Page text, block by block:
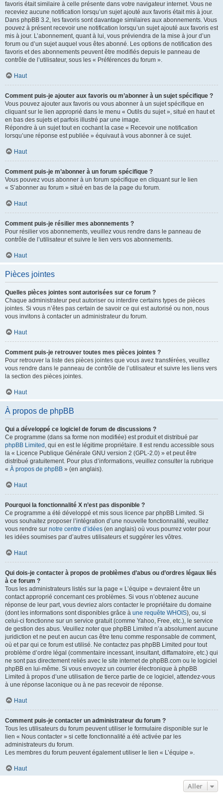
favoris était similaire à celle présente dans votre navigateur internet. Vous ne
receviez aucune notification lorsqu’un sujet ajouté aux favoris était mis à jour.
Dans phpBB 3.2, les favoris sont davantage similaires aux abonnements. Vous
pouvez à présent recevoir une notification lorsqu’un sujet ajouté aux favoris est
mis à jour. L’abonnement, quant à lui, vous préviendra de la mise à jour d’un
forum ou d’un sujet auquel vous êtes abonné. Les options de notification des
favoris et des abonnements peuvent être modifiés depuis le panneau de
contrôle de l’utilisateur, sous les « Préférences du forum ».
Haut
Comment puis-je ajouter aux favoris ou m’abonner à un sujet spécifique ?
Vous pouvez ajouter aux favoris ou vous abonner à un sujet spécifique en
cliquant sur le lien approprié dans le menu « Outils du sujet », situé en haut et
en bas des sujets et parfois illustré par une image.
Répondre à un sujet tout en cochant la case « Recevoir une notification
lorsqu’une réponse est publiée » équivaut à vous abonner à ce sujet.
Haut
Comment puis-je m’abonner à un forum spécifique ?
Vous pouvez vous abonner à un forum spécifique en cliquant sur le lien
« S’abonner au forum » situé en bas de la page du forum.
Haut
Comment puis-je résilier mes abonnements ?
Pour résilier vos abonnements, veuillez vous rendre dans le panneau de
contrôle de l’utilisateur et suivre le lien vers vos abonnements.
Haut
Pièces jointes
Quelles pièces jointes sont autorisées sur ce forum ?
Chaque administrateur peut autoriser ou interdire certains types de pièces
jointes. Si vous n’êtes pas certain de savoir ce qui est autorisé ou non, nous
vous invitons à contacter un administrateur du forum.
Haut
Comment puis-je retrouver toutes mes pièces jointes ?
Pour retrouver la liste des pièces jointes que vous avez transférées, veuillez
vous rendre dans le panneau de contrôle de l’utilisateur et suivre les liens vers
la section des pièces jointes.
Haut
À propos de phpBB
Qui a développé ce logiciel de forum de discussions ?
Ce programme (dans sa forme non modifiée) est produit et distribué par
phpBB Limited , qui en est le légitime propriétaire. Il est rendu accessible sous
la « Licence Publique Générale GNU version 2 (GPL-2.0) » et peut être
distribué gratuitement. Pour plus d’informations, veuillez consulter la rubrique
« À propos de phpBB » (en anglais).
Haut
Pourquoi la fonctionnalité X n’est pas disponible ?
Ce programme a été développé et mis sous licence par phpBB Limited. Si
vous souhaitez proposer l’intégration d’une nouvelle fonctionnalité, veuillez
vous rendre sur notre centre d’idées (en anglais) où vous pourrez voter pour
les idées soumises par d’autres utilisateurs et suggérer les vôtres.
Haut
Qui dois-je contacter à propos de problèmes d’abus ou d’ordres légaux liés
à ce forum ?
Tous les administrateurs listés sur la page « L’équipe » devraient être un
contact approprié concernant ces problèmes. Si vous n’obtenez aucune
réponse de leur part, vous devriez alors contacter le propriétaire du domaine
(dont les informations sont disponibles grâce à une requête WHOIS), ou, si
celui-ci fonctionne sur un service gratuit (comme Yahoo, Free, etc.), le service
de gestion des abus. Veuillez noter que phpBB Limited n’a absolument aucune
juridiction et ne peut en aucun cas être tenu comme responsable de comment,
où et par qui ce forum est utilisé. Ne contactez pas phpBB Limited pour tout
problème d’ordre légal (commentaire incessant, insultant, diffamatoire, etc.) qui
ne sont pas directement reliés avec le site internet de phpBB.com ou le logiciel
phpBB en lui-même. Si vous envoyez un courrier électronique à phpBB
Limited à propos d’une utilisation de tierce partie de ce logiciel, attendez-vous
à une réponse laconique ou à ne pas recevoir de réponse.
Haut
Comment puis-je contacter un administrateur du forum ?
Tous les utilisateurs du forum peuvent utiliser le formulaire disponible sur le
lien « Nous contacter » si cette fonctionnalité a été activée par les
administrateurs du forum.
Les membres du forum peuvent également utiliser le lien « L’équipe ».
Haut
Aller